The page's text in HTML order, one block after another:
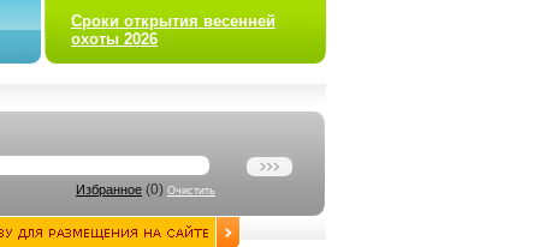
Сроки открытия весенней
охоты 2026
Избранное (0) Очистить